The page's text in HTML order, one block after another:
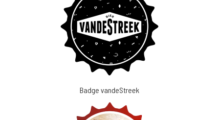
Badge vandeStreek